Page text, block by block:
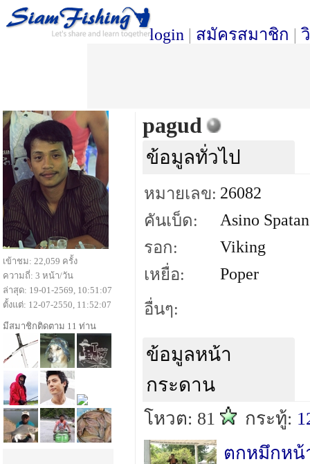
login | สมัครสมาชิก |
pagud
ข้อมูลทั่วไป
หมายเลข: 26082
คันเบ็ด:
Asino Spatan
รอก:
Viking
เหยื่อ:
Poper
อื่นๆ:
ข้อมูลหน้า
กระดาน
โหวต: 81 กระทู้:
ตกหมึกหน้
เข้าชม: 22,059 ครั้ง
ความถี่: 3 หน้า/วัน
ล่าสุด: 19-01-2569, 10:51:07
ตั้งแต่: 12-07-2550, 11:52:07
มีสมาชิกติดตาม 11 ท่าน